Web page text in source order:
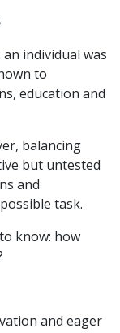
individual was
to
education and
balancing
but untested
and
task.
know: how
and eager